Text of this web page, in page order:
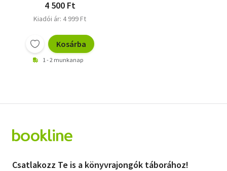
4 500 Ft
Kiadói ár: 4 999 Ft
Kosárba
1 - 2 munkanap
Csatlakozz Te is a könyvrajongók táborához!